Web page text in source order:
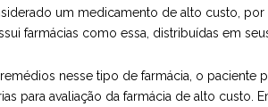
um medicamento de alto custo,
farmácias como essa, distribuídas em
nesse tipo de farmácia, o
para avaliação da farmácia de alto